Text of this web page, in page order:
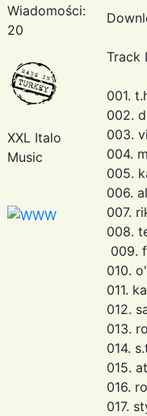
Wiadomości:
20
XXL Italo
Music
Track
001.
002.
003.
004.
005.
006.
007.
008.
009.
010.
011.
012.
013.
014.
015.
016.
017.